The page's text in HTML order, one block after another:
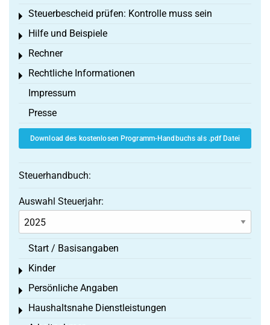
Steuerbescheid prüfen: Kontrolle muss sein
Toggle menu
Hilfe und Beispiele
Toggle menu
Rechner
Toggle menu
Rechtliche Informationen
Toggle menu
Impressum
Presse
Download des kostenlosen Programm-Handbuchs als .pdf Datei
Steuerhandbuch:
Auswahl Steuerjahr:
Start / Basisangaben
Kinder
Toggle menu
Persönliche Angaben
Toggle menu
Haushaltsnahe Dienstleistungen
Toggle menu